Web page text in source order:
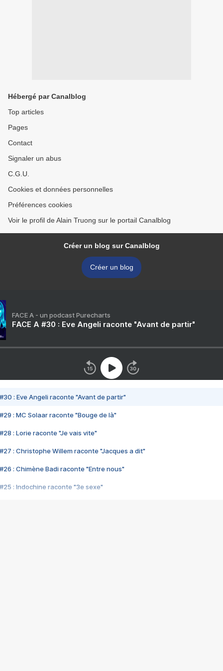
Hébergé par Canalblog
Top articles
Pages
Contact
Signaler un abus
C.G.U.
Cookies et données personnelles
Préférences cookies
Voir le profil de Alain Truong sur le portail Canalblog
Créer un blog sur Canalblog
Créer un blog
FACE A - un podcast Purecharts
FACE A #30 : Eve Angeli raconte "Avant de partir"
#30 : Eve Angeli raconte "Avant de partir"
#29 : MC Solaar raconte "Bouge de là"
#28 : Lorie raconte "Je vais vite"
#27 : Christophe Willem raconte "Jacques a dit"
#26 : Chimène Badi raconte "Entre nous"
#25 : Indochine raconte "3e sexe"